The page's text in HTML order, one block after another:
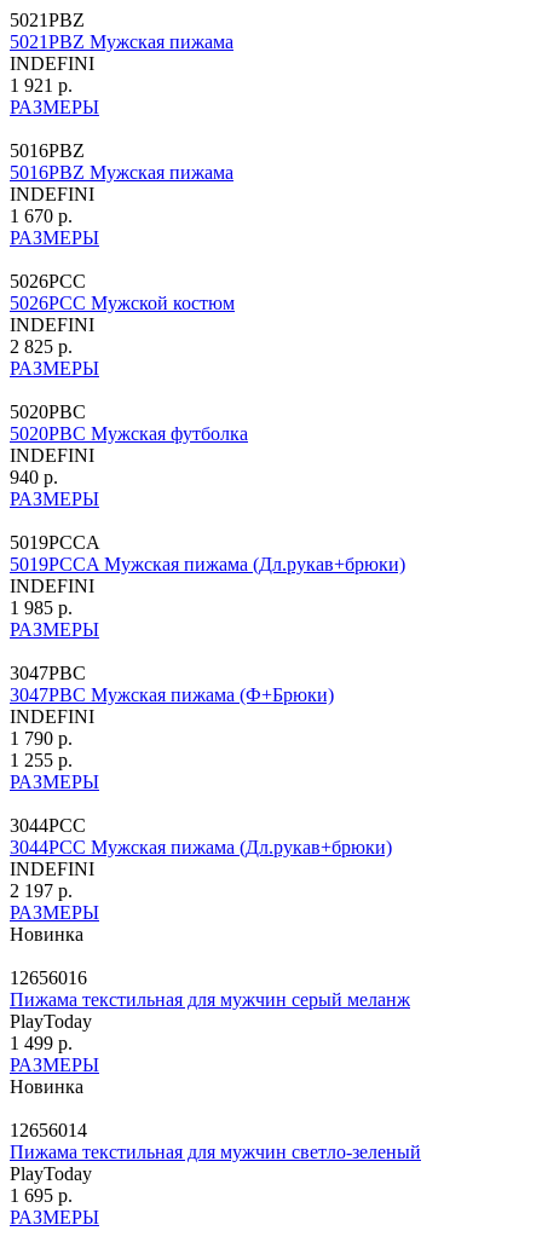
5021PBZ
5021PBZ Мужская пижама
INDEFINI
1 921 р.
РАЗМЕРЫ
5016PBZ
5016PBZ Мужская пижама
INDEFINI
1 670 р.
РАЗМЕРЫ
5026PCC
5026PCC Мужской костюм
INDEFINI
2 825 р.
РАЗМЕРЫ
5020PBC
5020PBC Мужская футболка
INDEFINI
940 р.
РАЗМЕРЫ
5019PCCA
5019PCCA Мужская пижама (Дл.рукав+брюки)
INDEFINI
1 985 р.
РАЗМЕРЫ
3047PBC
3047PBC Мужская пижама (Ф+Брюки)
INDEFINI
1 790 р.
1 255 р.
РАЗМЕРЫ
3044PCC
3044PCC Мужская пижама (Дл.рукав+брюки)
INDEFINI
2 197 р.
РАЗМЕРЫ
Новинка
12656016
Пижама текстильная для мужчин серый меланж
PlayToday
1 499 р.
РАЗМЕРЫ
Новинка
12656014
Пижама текстильная для мужчин светло-зеленый
PlayToday
1 695 р.
РАЗМЕРЫ